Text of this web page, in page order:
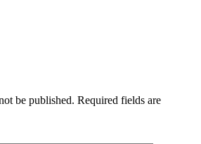
be published. Required fields are